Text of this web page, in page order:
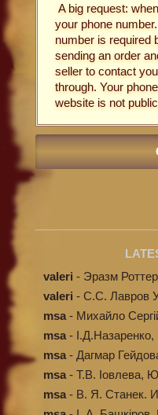
A big request:
your phone
number is required
sending an order
seller to contact
through. Your
website is not
valeri - Эразм
valeri - C.С. Лавров
программи...
msa - Михайло
Ілюстров...
msa -
msa - Дагмар
Кибал...
msa - Т.В. Іовлева,
msa - В. Я. Станек.